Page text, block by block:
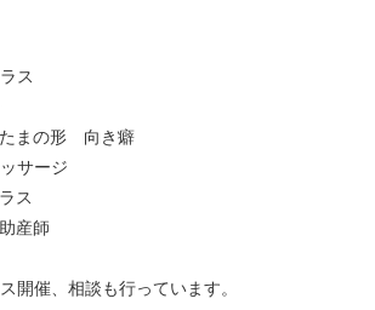
ス
まの形 向き癖
サージ
ス
産師
開催、相談も行っています。